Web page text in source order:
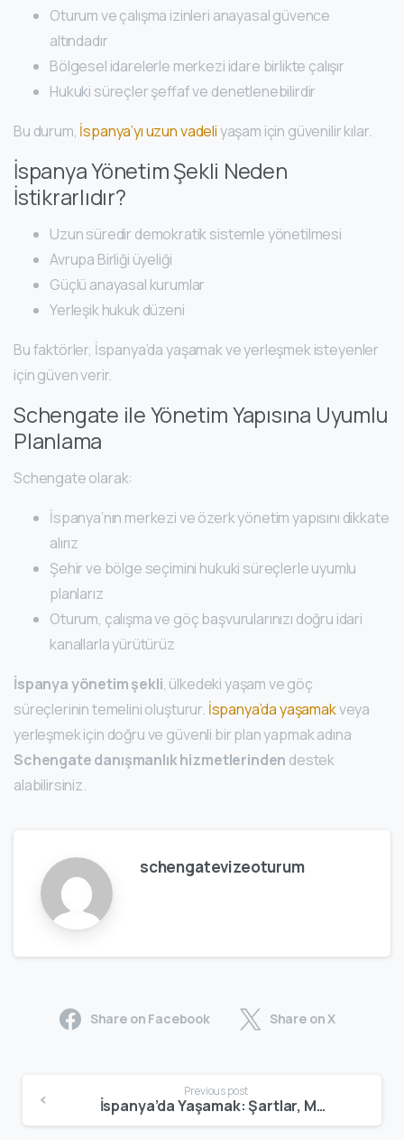
Oturum ve çalışma izinleri anayasal güvence
altındadır
Bölgesel idarelerle merkezi idare birlikte çalışır
Hukuki süreçler şeffaf ve denetlenebilirdir
Bu durum, İspanya’yı uzun vadeliyaşam için güvenilir kılar.
İspanya Yönetim Şekli Neden
İstikrarlıdır?
Uzun süredir demokratik sistemle yönetilmesi
Avrupa Birliği üyeliği
Güçlü anayasal kurumlar
Yerleşik hukuk düzeni
Bu faktörler, İspanya’da yaşamak ve yerleşmek isteyenler
için güven verir.
Schengate ile Yönetim Yapısına Uyumlu
Planlama
Schengate olarak:
İspanya’nın merkezi ve özerk yönetim yapısını dikkate
alırız
Şehir ve bölge seçimini hukuki süreçlerle uyumlu
planlarız
Oturum, çalışma ve göç başvurularınızı doğru idari
kanallarla yürütürüz
İspanya yönetim şekli, ülkedeki yaşam ve göç
süreçlerinin temelini oluşturur. İspanya’da yaşamakveya
yerleşmek için doğru ve güvenli bir plan yapmak adına
Schengate danışmanlık hizmetlerinden destek
alabilirsiniz.
schengatevizeoturum
Share on Facebook Share on X
Previous post
İspanya’da Yaşamak: Şartlar, Maliyetler, Avantajlar ve Gerçekçi Rehber